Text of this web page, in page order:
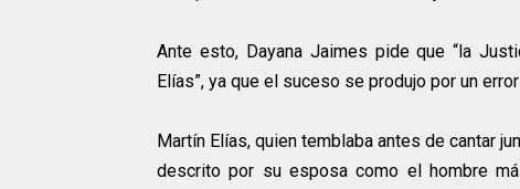
Ante esto, Dayana Jaimes pide que “la
Elías”, ya que el suceso se produjo por un
Martín Elías, quien temblaba antes de cantar
descrito por su esposa como el hombre